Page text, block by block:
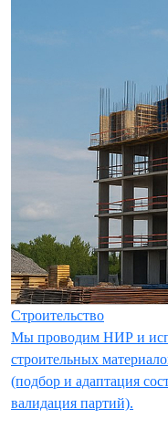
Строительство
Мы проводим НИР и
строительных
(подбор и адаптация
валидация партий).